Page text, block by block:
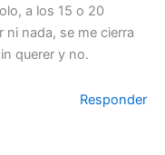
a los 15 o 20
nada, se me cierra
querer y no.
Responder